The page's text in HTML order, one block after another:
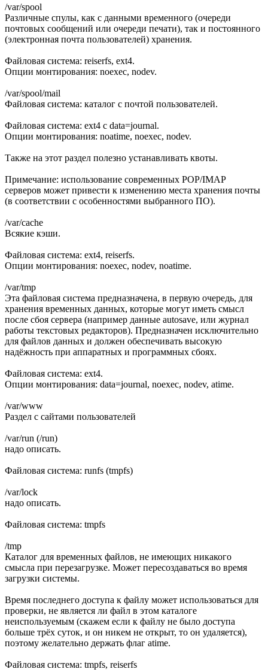
/var/spool
Различные спулы, как с данными временного (очереди
почтовых сообщений или очереди печати), так и постоянного
(электронная почта пользователей) хранения.
Файловая система: reiserfs, ext4.
Опции монтирования: noexec, nodev.
/var/spool/mail
Файловая система: каталог с почтой пользователей.
Файловая система: ext4 с data=journal.
Опции монтирования: noatime, noexec, nodev.
Также на этот раздел полезно устанавливать квоты.
Примечание: использование современных POP/IMAP
серверов может привести к изменению места хранения почты
(в соответствии с особенностями выбранного ПО).
/var/cache
Всякие кэши.
Файловая система: ext4, reiserfs.
Опции монтирования: noexec, nodev, noatime.
/var/tmp
Эта файловая система предназначена, в первую очередь, для
хранения временных данных, которые могут иметь смысл
после сбоя сервера (например данные autosave, или журнал
работы текстовых редакторов). Предназначен исключительно
для файлов данных и должен обеспечивать высокую
надёжность при аппаратных и программных сбоях.
Файловая система: ext4.
Опции монтирования: data=journal, noexec, nodev, atime.
/var/www
Раздел с сайтами пользователей
/var/run (/run)
надо описать.
Файловая система: runfs (tmpfs)
/var/lock
надо описать.
Файловая система: tmpfs
/tmp
Каталог для временных файлов, не имеющих никакого
смысла при перезагрузке. Может пересоздаваться во время
загрузки системы.
Время последнего доступа к файлу может использоваться для
проверки, не является ли файл в этом каталоге
неиспользуемым (скажем если к файлу не было доступа
больше трёх суток, и он никем не открыт, то он удаляется),
поэтому желательно держать флаг atime.
Файловая система: tmpfs, reiserfs